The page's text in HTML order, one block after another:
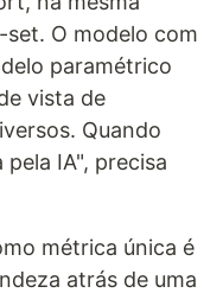
O modelo com
paramétrico
vista de
Quando
IA", precisa
métrica única é
atrás de uma